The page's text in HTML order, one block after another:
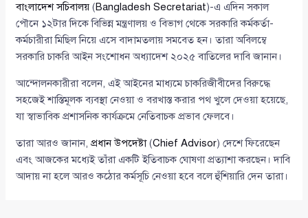
বাংলাদেশ সচিবালয় (Bangladesh Secretariat)-এ এদিন সকাল
পৌনে ১২টার দিকে বিভিন্ন মন্ত্রণালয় ও বিভাগ থেকে সরকারি কর্মকর্তা-
কর্মচারীরা মিছিল নিয়ে এসে বাদামতলায় সমবেত হন। তারা অবিলম্বে
সরকারি চাকরি আইন সংশোধন অধ্যাদেশ ২০২৫ বাতিলের দাবি জানান।
আন্দোলনকারীরা বলেন, এই আইনের মাধ্যমে চাকরিজীবীদের বিরুদ্ধে
সহজেই শাস্তিমূলক ব্যবস্থা নেওয়া ও বরখাস্ত করার পথ খুলে দেওয়া হয়েছে,
যা স্বাভাবিক প্রশাসনিক কার্যক্রমে নেতিবাচক প্রভাব ফেলবে।
তারা আরও জানান,প্রধান উপদেষ্টা(Chief Advisor) দেশে ফিরেছেন
এবং আজকের মধ্যেই তাঁরা একটি ইতিবাচক ঘোষণা প্রত্যাশা করছেন। দাবি
আদায় না হলে আরও কঠোর কর্মসূচি নেওয়া হবে বলে হুঁশিয়ারি দেন তারা।